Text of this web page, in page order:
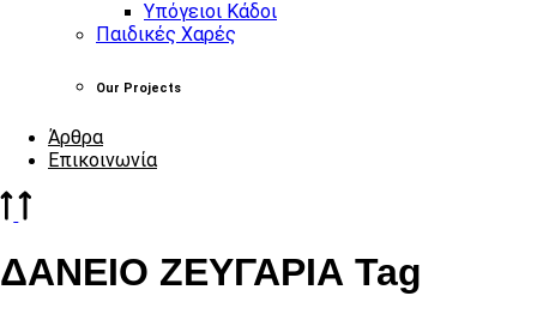
Υπόγειοι Κάδοι
Παιδικές Χαρές
Our Projects
Άρθρα
Επικοινωνία
ΔΑΝΕΙΟ ΖΕΥΓΑΡΙΑ Tag